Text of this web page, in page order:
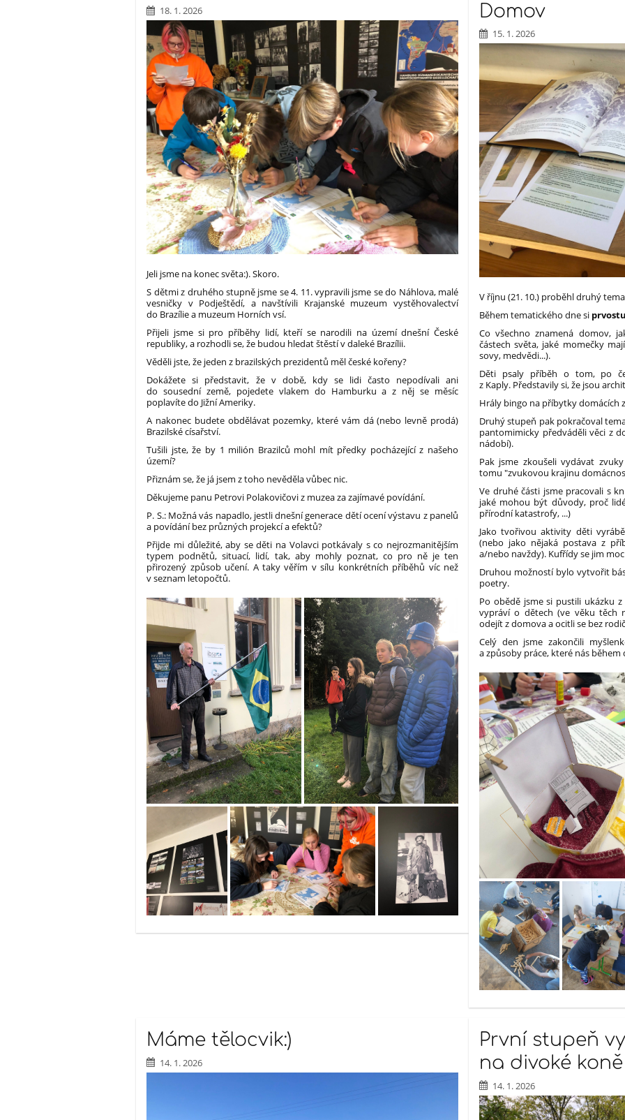
18. 1. 2026
Jeli jsme na konec světa:). Skoro.
S dětmi z druhého stupně jsme se 4. 11. vypravili jsme se do Náhlova, malé
vesničky v Podještědí, a navštívili Krajanské muzeum vystěhovalectví
do Brazílie a muzeum Horních vsí.
Přijeli jsme si pro příběhy lidí, kteří se narodili na území dnešní České
republiky, a rozhodli se, že budou hledat štěstí v daleké Brazílii.
Věděli jste, že jeden z brazilských prezidentů měl české kořeny?
Dokážete si představit, že v době, kdy se lidi často nepodívali ani
do sousední země, pojedete vlakem do Hamburku a z něj se měsíc
poplavíte do Jižní Ameriky.
A nakonec budete obdělávat pozemky, které vám dá (nebo levně prodá)
Brazilské císařství.
Tušili jste, že by 1 milión Brazilců mohl mít předky pocházející z našeho
území?
Přiznám se, že já jsem z toho nevěděla vůbec nic.
Děkujeme panu Petrovi Polakovičovi z muzea za zajímavé povídání.
P. S.: Možná vás napadlo, jestli dnešní generace dětí ocení výstavu z panelů
a povídání bez průzných projekcí a efektů?
Přijde mi důležité, aby se děti na Volavci potkávaly s co nejrozmanitějším
typem podnětů, situací, lidí, tak, aby mohly poznat, co pro ně je ten
přirozený způsob učení. A taky věřím v sílu konkrétních příběhů víc než
v seznam letopočtů.
Domov
15. 1. 2026
V říjnu (21. 10.) proběhl druhý
Během tematického dne si
Co všechno znamená domov,
částech světa, jaké momečky
sovy, medvědi...).
Děti psaly příběh o tom, po
z Kaply. Představily si, že jsou
Hrály bingo na příbytky domácích
Druhý stupeň pak pokračoval
pantomimicky předváděli věci z
nádobí).
Pak jsme zkoušeli vydávat
tomu "zvukovou krajinu
Ve druhé části jsme pracovali s
jaké mohou být důvody, proč
přírodní katastrofy, ...)
Jako tvořivou aktivity děti
(nebo jako nějaká postava z
a/nebo navždy). Kufřídy se jim
Druhou možností bylo vytvořit
poetry.
Po obědě jsme si pustili ukázku
vypráví o dětech (ve věku těch
odejít z domova a ocitli se bez
Celý den jsme zakončili
a způsoby práce, které nás během
Máme tělocvik:)
14. 1. 2026
První stupeň
na divoké
14. 1. 2026